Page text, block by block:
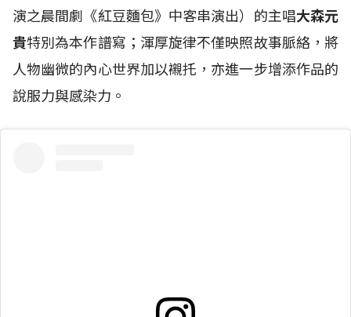
演之晨間劇《紅豆麵包》中客串演出）的主唱大森元
貴特別為本作譜寫；渾厚旋律不僅映照故事脈絡，將
人物幽微的內心世界加以襯托，亦進一步增添作品的
說服力與感染力。